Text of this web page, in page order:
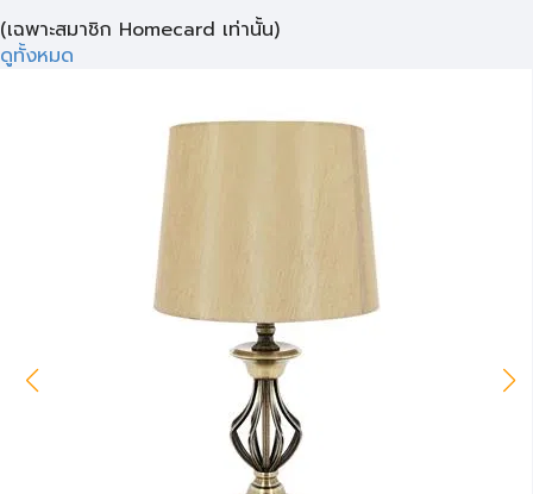
(เฉพาะสมาชิก Homecard เท่านั้น)
ดูทั้งหมด